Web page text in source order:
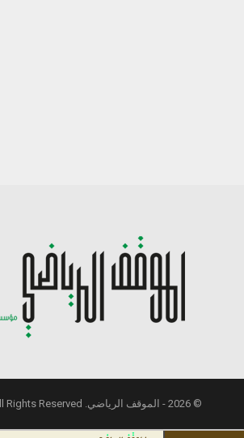
© 2026 - الموقف الرياضي. All Rights Reserved.